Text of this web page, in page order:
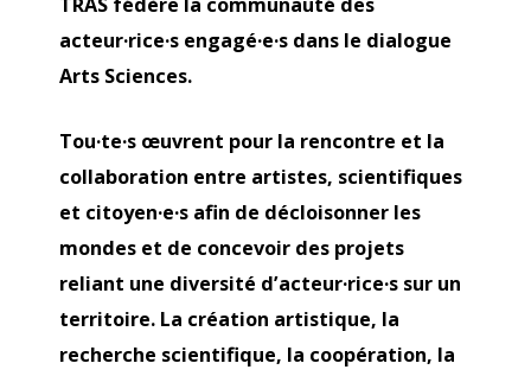
TRAS fédère la communauté des
acteur·rice·s engagé·e·s dans le dialogue
Arts Sciences.
Tou·te·s œuvrent pour la rencontre et la
collaboration entre artistes, scientifiques
et citoyen·e·s afin de décloisonner les
mondes et de concevoir des projets
reliant une diversité d’acteur·rice·s sur un
territoire. La création artistique, la
recherche scientifique, la coopération, la